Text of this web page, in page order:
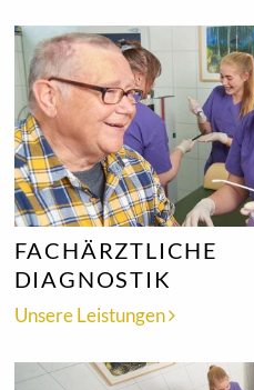
FACHÄRZTLICHE
DIAGNOSTIK
Unsere Leistungen